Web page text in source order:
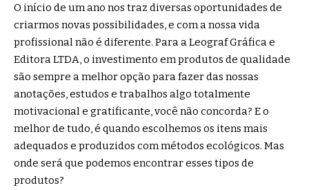
O início de um ano nos traz diversas oportunidades de
criarmos novas possibilidades, e com a nossa vida
profissional não é diferente. Para a Leograf Gráfica e
Editora LTDA, o investimento em produtos de qualidade
são sempre a melhor opção para fazer das nossas
anotações, estudos e trabalhos algo totalmente
motivacional e gratificante, você não concorda? E o
melhor de tudo, é quando escolhemos os itens mais
adequados e produzidos com métodos ecológicos. Mas
onde será que podemos encontrar esses tipos de
produtos?